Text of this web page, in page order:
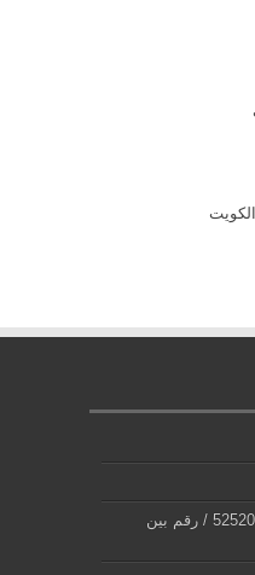
بي ان سبورت الكويت / 52520080 / رقم بين